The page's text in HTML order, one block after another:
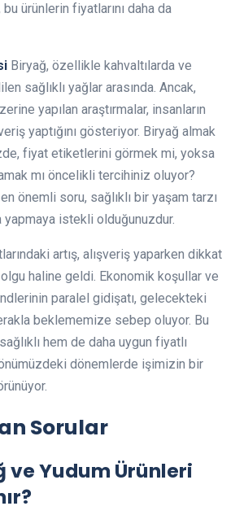
ürünlerin fiyatlarını daha da
Biryağ, özellikle kahvaltılarda ve
sağlıklı yağlar arasında. Ancak,
yapılan araştırmalar, insanların
yaptığını gösteriyor. Biryağ almak
fiyat etiketlerini görmek mi, yoksa
mı öncelikli tercihiniz oluyor?
önemli soru, sağlıklı bir yaşam tarzı
yapmaya istekli olduğunuzdur.
artış, alışveriş yaparken dikkat
haline geldi. Ekonomik koşullar ve
paralel gidişatı, gelecekteki
beklememize sebep oluyor. Bu
hem de daha uygun fiyatlı
dönemlerde işimizin bir
Sorular
ve Yudum Ürünleri